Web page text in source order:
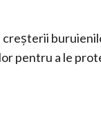
pentru a le